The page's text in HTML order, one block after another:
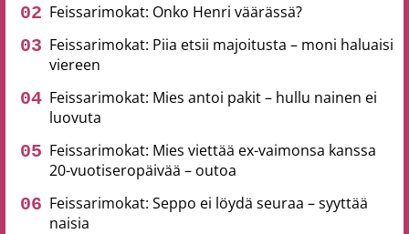
Feissarimokat: Onko Henri väärässä?
Feissarimokat: Piia etsii majoitusta – moni haluaisi
viereen
Feissarimokat: Mies antoi pakit – hullu nainen ei
luovuta
Feissarimokat: Mies viettää ex-vaimonsa kanssa
20-vuotiseropäivää – outoa
Feissarimokat: Seppo ei löydä seuraa – syyttää
naisia